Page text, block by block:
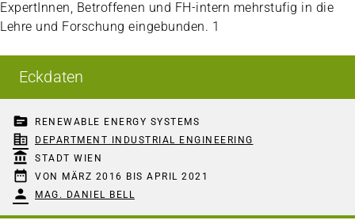
ExpertInnen, Betroffenen und FH-intern mehrstufig in die
Lehre und Forschung eingebunden. 1
Eckdaten
topic RENEWABLE ENERGY SYSTEMS
corporate_fare DEPARTMENT INDUSTRIAL ENGINEERING
account_balance STADT WIEN
date_range VON MÄRZ 2016 BIS APRIL 2021
person MAG. DANIEL BELL